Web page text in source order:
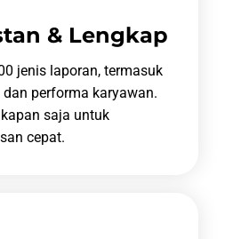
& Lengkap
jenis laporan, termasuk
performa karyawan.
saja untuk
cepat.